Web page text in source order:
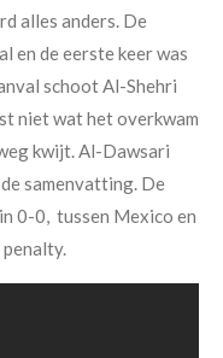
alles anders. De
en de eerste keer was
schoot Al-Shehri
niet wat het overkwam
kwijt. Al-Dawsari
samenvatting. De
0-0, tussen Mexico en